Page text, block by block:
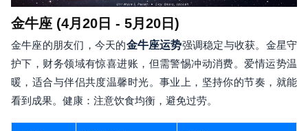
金牛座 (4月20日 - 5月20日)
金牛座的朋友们，今天的金牛座运势强调稳定与收获。金星守
护下，财务领域有惊喜进账，但需警惕冲动消费。爱情运势温
暖，适合与伴侣共度温馨时光。事业上，坚持你的节奏，就能
看到成果。健康：注意饮食均衡，避免过劳。